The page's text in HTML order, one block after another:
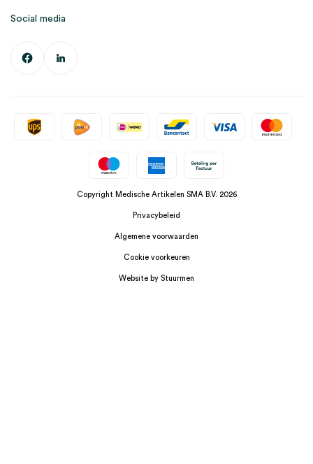
Social media
Copyright Medische Artikelen SMA B.V. 2026
Privacybeleid
Algemene voorwaarden
Cookie voorkeuren
Website by Stuurmen